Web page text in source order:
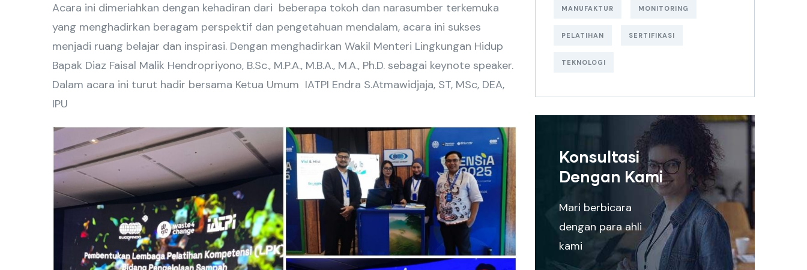
Acara ini dimeriahkan dengan kehadiran dari beberapa tokoh dan narasumber terkemuka
yang menghadirkan beragam perspektif dan pengetahuan mendalam, acara ini sukses
menjadi ruang belajar dan inspirasi. Dengan menghadirkan Wakil Menteri Lingkungan Hidup
Bapak Diaz Faisal Malik Hendropriyono, B.Sc., M.P.A., M.B.A., M.A., Ph.D. sebagai keynote speaker.
Dalam acara ini turut hadir bersama Ketua Umum IATPI Endra S.Atmawidjaja, ST, MSc, DEA,
IPU
MANUFAKTUR MONITORING
PELATIHAN SERTIFIKASI
TEKNOLOGI
Konsultasi
Dengan Kami
Mari berbicara
dengan para ahli
kami